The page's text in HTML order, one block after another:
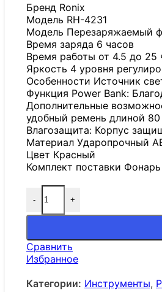
Бренд Ronix
Модель RH-4231
Модель Перезаряжаемый
Время заряда 6 часов
Время работы от 4.5 до 25
Яркость 4 уровня
Особенности Источник
Функция Power Bank:
Дополнительные
удобный ремень длиной
Влагозащита: Корпус
Материал Ударопрочный
Цвет Красный
Комплект поставки
-
Количество товара
+
Сравнить
Избранное
Категории: Инструменты,